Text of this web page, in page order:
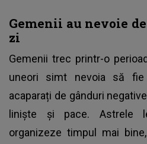
Gemenii au nevoie
zi
Gemenii trec printr-o
uneori simt nevoia să
acaparați de gânduri
liniște și pace. Astrele
organizeze timpul mai